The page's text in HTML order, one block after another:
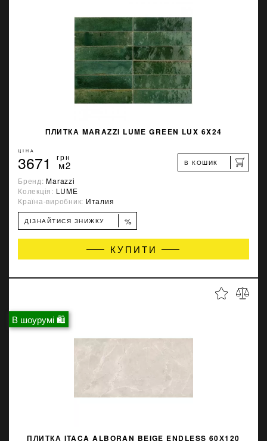
ПЛИТКА MARAZZI LUME GREEN LUX 6X24
ЦІНА
3671 грн
м2 В КОШИК
Бренд:Marazzi
Колекція: LUME
Країна-виробник: Италия
ДІЗНАЙТИСЯ ЗНИЖКУ %
КУПИТИ
В шоурумі 🛍
ПЛИТКА ITACA ALBORAN BEIGE ENDLESS 60Х120